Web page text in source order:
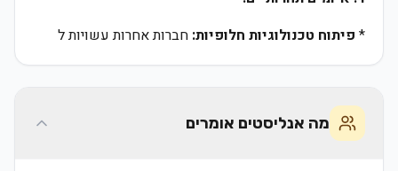
* פיתוח טכנולוגיות חלופיות: חברות אחרות עשויות ל
מה אנליסטים אומרים